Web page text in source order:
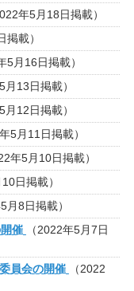
年5月18日掲載）
載）
5月16日掲載）
13日掲載）
12日掲載）
5月11日掲載）
年5月10日掲載）
日掲載）
月8日掲載）
催
（2022年5月7日
員会の開催
（2022